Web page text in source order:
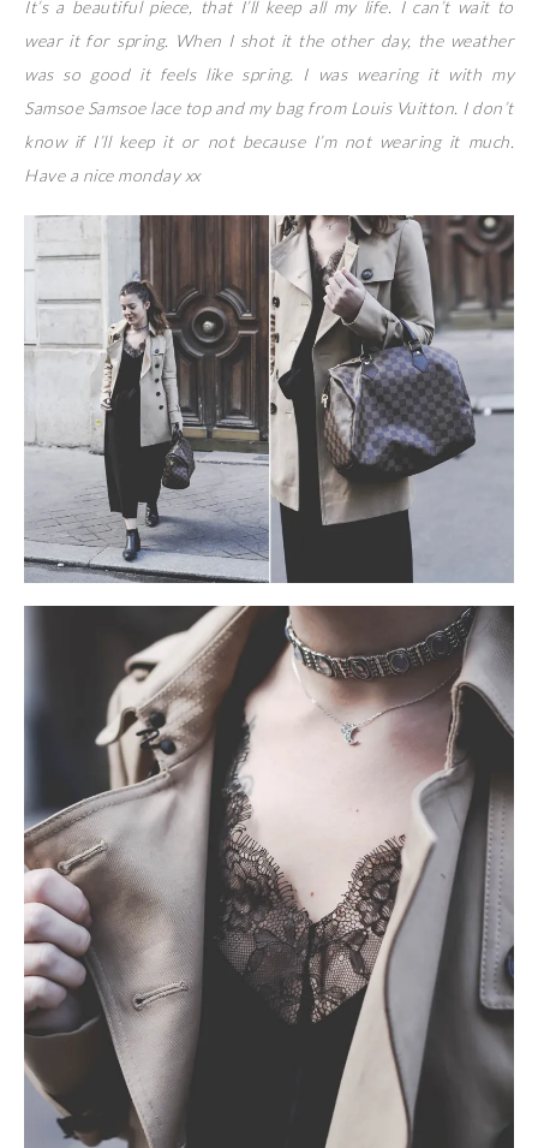
It’s a beautiful piece, that I’ll keep all my life. I can’t wait to
wear it for spring. When I shot it the other day, the weather
was so good it feels like spring. I was wearing it with my
Samsoe Samsoe lace top and my bag from Louis Vuitton. I don’t
know if I’ll keep it or not because I’m not wearing it much.
Have a nice monday xx